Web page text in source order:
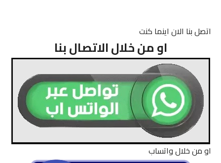
اتصل بنا الان اينما كنت
او من خلال الاتصال بنا
او من خلال واتساب